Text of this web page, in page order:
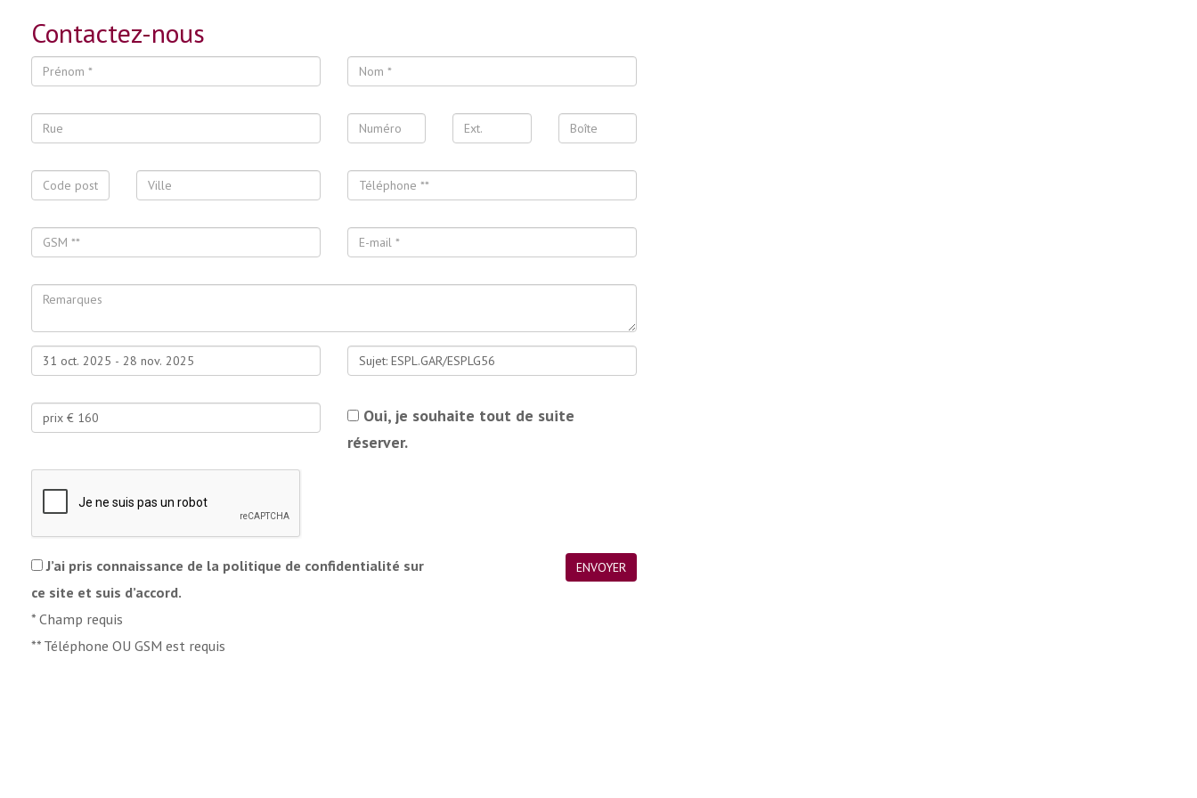
Contactez-nous
Oui, je souhaite tout de suite
réserver.
J’ai pris connaissance de la politique de confidentialité sur
ce site et suis d’accord.
* Champ requis
** Téléphone OU GSM est requis